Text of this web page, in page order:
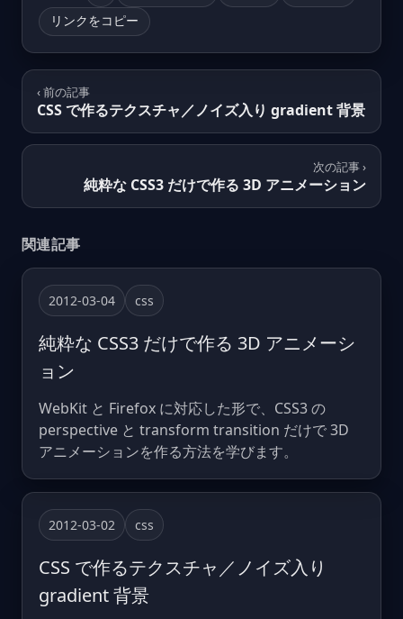
リンクをコピー
‹ 前の記事
CSS で作るテクスチャ／ノイズ入り gradient 背景
次の記事 ›
純粋な CSS3 だけで作る 3D アニメーション
関連記事
2012-03-04 css
純粋な CSS3 だけで作る 3D アニメーシ
ョン
WebKit と Firefox に対応した形で、CSS3 の
perspective と transform transition だけで 3D
アニメーションを作る方法を学びます。
2012-03-02 css
CSS で作るテクスチャ／ノイズ入り
gradient 背景